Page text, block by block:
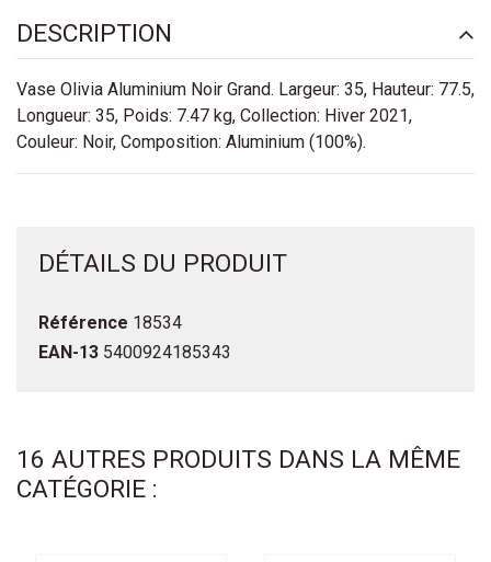
DESCRIPTION
Vase Olivia Aluminium Noir Grand. Largeur: 35, Hauteur: 77.5,
Longueur: 35, Poids: 7.47 kg, Collection: Hiver 2021,
Couleur: Noir, Composition: Aluminium (100%).
DÉTAILS DU PRODUIT
Référence 18534
EAN-13 5400924185343
16 AUTRES PRODUITS DANS LA MÊME
CATÉGORIE :